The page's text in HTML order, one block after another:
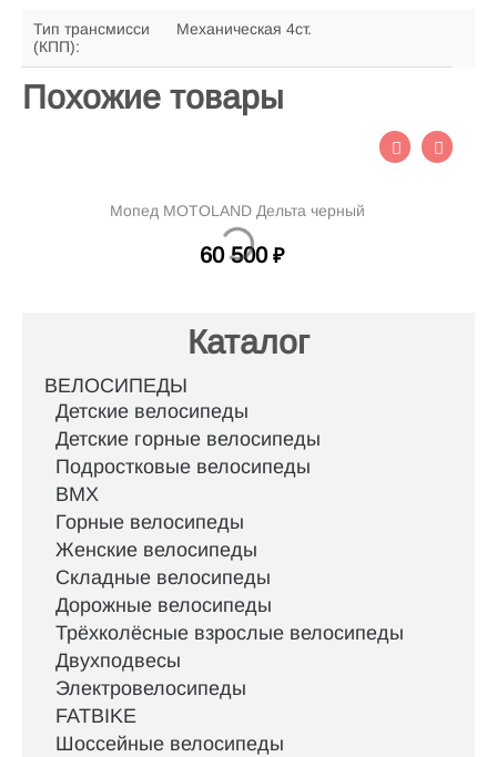
Тип трансмисси
(КПП):
Механическая 4ст.
Похожие товары
Мопед MOTOLAND Дельта черный
60 500 ₽
Каталог
ВЕЛОСИПЕДЫ
Детские велосипеды
Детские горные велосипеды
Подростковые велосипеды
BMX
Горные велосипеды
Женские велосипеды
Складные велосипеды
Дорожные велосипеды
Трёхколёсные взрослые велосипеды
Двухподвесы
Электровелосипеды
FATBIKE
Шоссейные велосипеды